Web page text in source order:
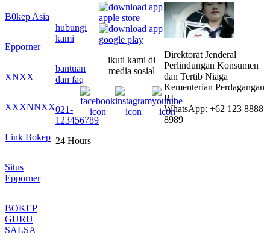
B0kep Asia
Epporner
XNXX
XXXNNXX
Link Bokep
Situs
Epporner
BOKEP
GURU
SALSA
hubungi
kami
bantuan
dan faq
021-
123456789
24 Hours
ikuti kami di
media sosial
Direktorat Jenderal
Perlindungan Konsumen
dan Tertib Niaga
Kementerian Perdagangan
RI
WhatsApp: +62 123 8888
8989